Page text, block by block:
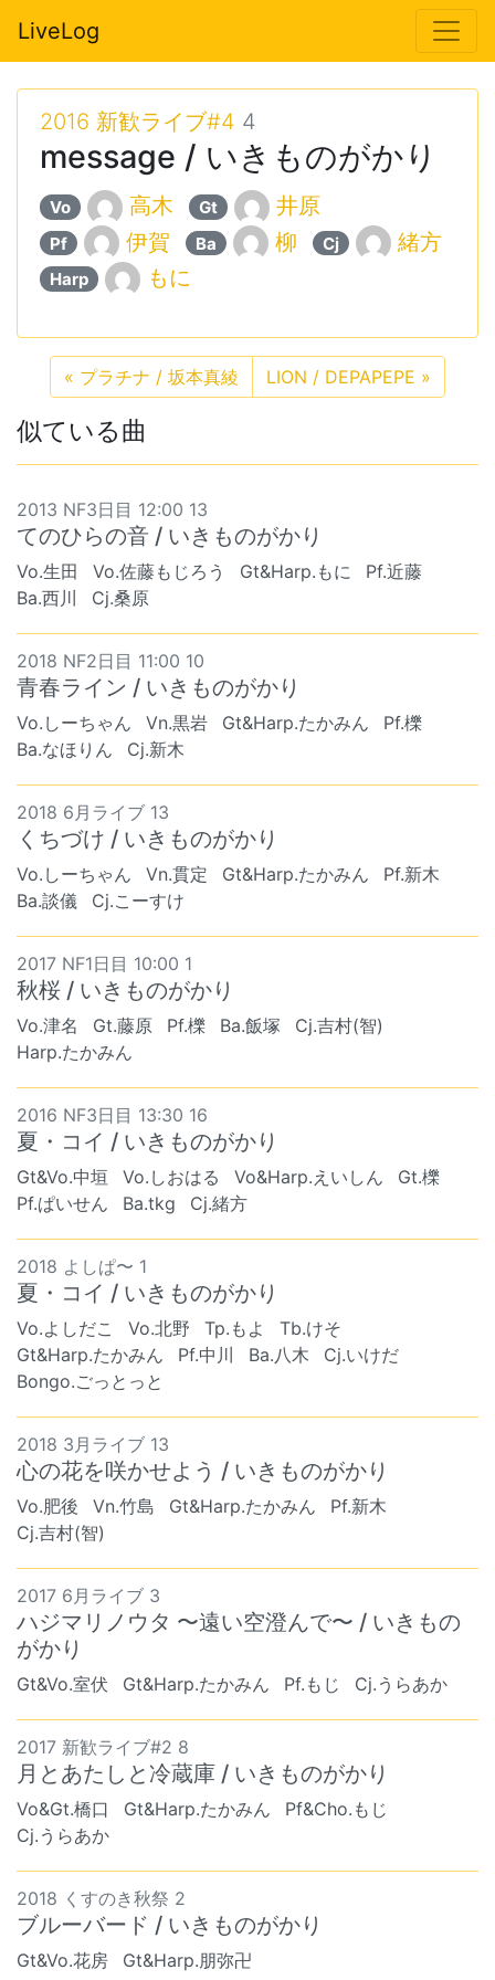
LiveLog
2016 新歓ライブ#4 4
message / いきものがかり
Vo 高木 Gt 井原
Pf 伊賀 Ba 柳 Cj 緒方
Harp もに
« プラチナ / 坂本真綾 LION / DEPAPEPE »
似ている曲
2013 NF3日目 12:00 13
てのひらの音 / いきものがかり
Vo.生田 Vo.佐藤もじろう Gt&Harp.もに
Pf.近藤
Ba.西川
Cj.桑原
2018 NF2日目 11:00 10
青春ライン / いきものがかり
Vo.しーちゃん Vn.黒岩 Gt&Harp.たかみん
Pf.櫟
Ba.なほりん
Cj.新木
2018 6月ライブ 13
くちづけ / いきものがかり
Vo.しーちゃん Vn.貫定 Gt&Harp.たかみん
Pf.新木
Ba.談儀
Cj.こーすけ
2017 NF1日目 10:00 1
秋桜 / いきものがかり
Vo.津名 Gt.藤原 Pf.櫟 Ba.飯塚
Cj.吉村(智)
Harp.たかみん
2016 NF3日目 13:30 16
夏・コイ / いきものがかり
Gt&Vo.中垣 Vo.しおはる Vo&Harp.えいしん
Gt.櫟
Pf.ぱいせん
Ba.tkg Cj.緒方
2018 よしぱ〜 1
夏・コイ / いきものがかり
Vo.よしだこ Vo.北野 Tp.もよ
Tb.けそ
Gt&Harp.たかみん
Pf.中川 Ba.八木
Cj.いけだ
Bongo.ごっとっと
2018 3月ライブ 13
心の花を咲かせよう / いきものがかり
Vo.肥後 Vn.竹島 Gt&Harp.たかみん
Pf.新木
Cj.吉村(智)
2017 6月ライブ 3
ハジマリノウタ 〜遠い空澄んで〜 / いきもの
がかり
Gt&Vo.室伏 Gt&Harp.たかみん Pf.もじ Cj.うらあか
2017 新歓ライブ#2 8
月とあたしと冷蔵庫 / いきものがかり
Vo&Gt.橋口 Gt&Harp.たかみん
Pf&Cho.もじ
Cj.うらあか
2018 くすのき秋祭 2
ブルーバード / いきものがかり
Gt&Vo.花房 Gt&Harp.朋弥卍